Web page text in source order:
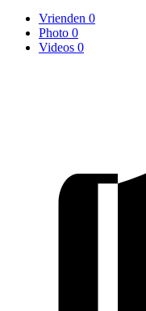
Vrienden 0
Photo 0
Videos 0